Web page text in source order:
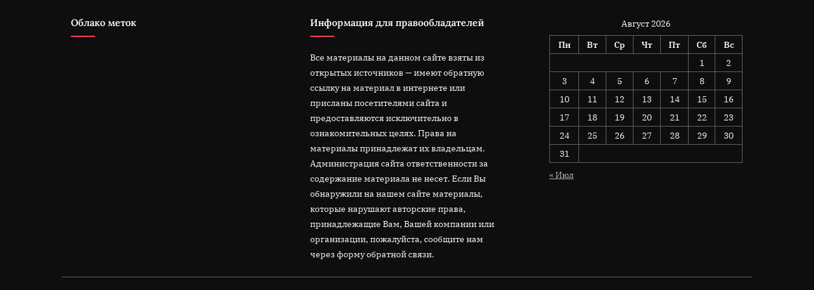
Облако меток Информация для правообладателей
Все материалы на данном сайте взяты из
открытых источников — имеют обратную
ссылку на материал в интернете или
присланы посетителями сайта и
предоставляются исключительно в
ознакомительных целях. Права на
материалы принадлежат их владельцам.
Администрация сайта ответственности за
содержание материала не несет. Если Вы
обнаружили на нашем сайте материалы,
которые нарушают авторские права,
принадлежащие Вам, Вашей компании или
организации, пожалуйста, сообщите нам
через форму обратной связи.
Август 2026
Пн
Вт Ср Чт Пт Сб
Вс
1
2
3
4 5 6 7 8
9
10
11 12 13 14 15
16
17
18 19 20 21 22
23
24
25 26 27 28 29
30
31
« Июл